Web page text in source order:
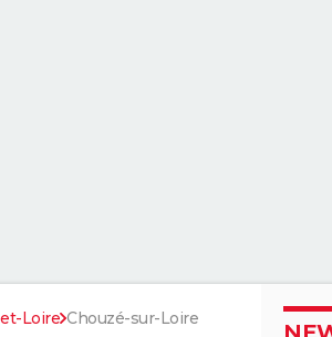
Loire Chouzé-sur-Loire